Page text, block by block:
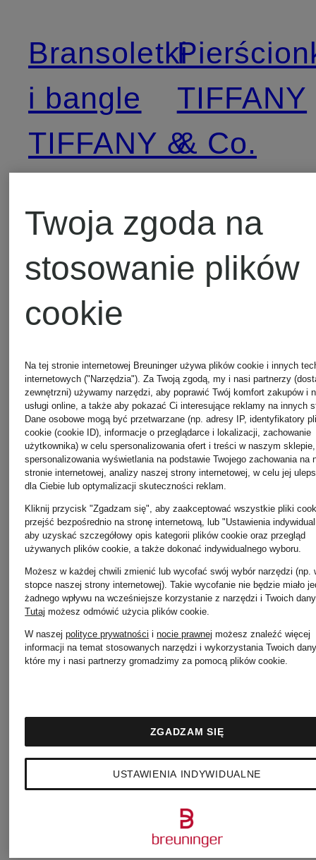
Bransoletki
i bangle
TIFFANY &
Czapki
MONCLER
Jeansy
CAMBIO
Kubki
termiczne
YETI
Kurtki
Kurtki
CANADA
TIFFANY
& Co.
Płaszcze
puchowe
GUCCI
damskie
Spodnie
BRAX
damskie
Spodnie
MARC
CAIN
Twoja zgoda na
stosowanie plików
cookie
Na tej stronie internetowej Breuninger używa plików cookie i innych
internetowych ("Narzędzia"). Za Twoją zgodą, my i nasi partnerzy
zewnętrzni) używamy narzędzi, aby poprawić Twój komfort zakupów i
usługi online, a także aby pokazać Ci interesujące reklamy na innych
Dane osobowe mogą być przetwarzane (np. adresy IP, identyfikatory
cookie (cookie ID), informacje o przeglądarce i lokalizacji, zachowanie
użytkownika) w celu spersonalizowania ofert i treści w naszym sklepie,
spersonalizowania wyświetlania na podstawie Twojego zachowania na
stronie internetowej, analizy naszej strony internetowej, w celu jej
dla Ciebie lub optymalizacji skuteczności reklam.
Kliknij przycisk "Zgadzam się", aby zaakceptować wszystkie pliki
przejść bezpośrednio na stronę internetową, lub "Ustawienia
aby uzyskać szczegółowy opis kategorii plików cookie oraz przegląd
używanych plików cookie, a także dokonać indywidualnego wyboru.
Możesz w każdej chwili zmienić lub wycofać swój wybór narzędzi (np.
stopce naszej strony internetowej). Takie wycofanie nie będzie miało
żadnego wpływu na wcześniejsze korzystanie z narzędzi i Twoich
Tutaj możesz odmówić użycia plików cookie.
W naszejpolityce prywatności inocie prawnej możesz znaleźć więcej
informacji na temat stosowanych narzędzi i wykorzystania Twoich
które my i nasi partnerzy gromadzimy za pomocą plików cookie.
USTAWIENIA INDYWIDUALNE
ZGADZAM SIĘ